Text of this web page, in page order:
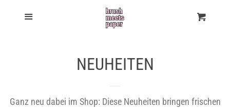
Shop
NEUHEITEN
Ganz neu dabei im Shop: Diese Neuheiten bringen frischen
$(document).ready(function() { $('body').on('click',
'[name="checkout"], [name="goto_pp"], [name="goto_gc"]',
else { alert("You must agree with the terms and conditions of
$(document).ready(function() { $('body').on('click',